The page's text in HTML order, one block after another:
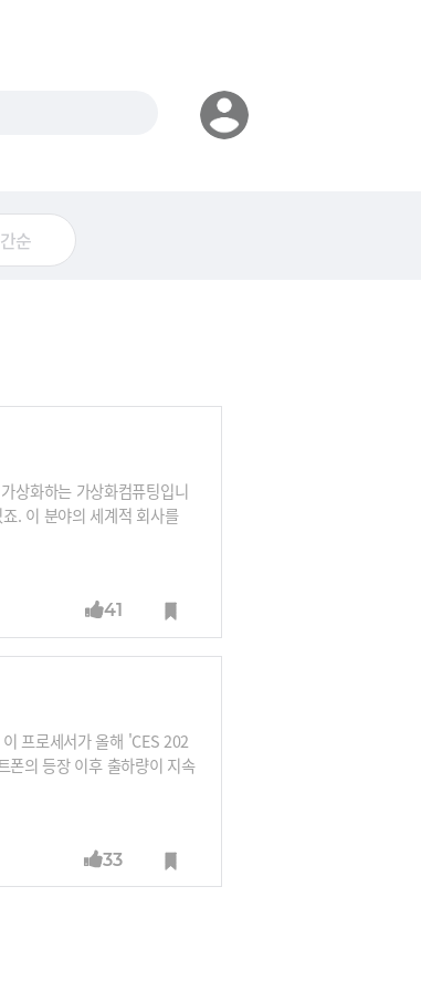
순
상화하는 가상화컴퓨팅입니
. 이 분야의 세계적 회사를
41
프로세서가 올해 'CES 202
폰의 등장 이후 출하량이 지속
늘어났다. 덕분에 시장조사
전망한다. 2022년부터는
부사장은 "재택근무와 원
33